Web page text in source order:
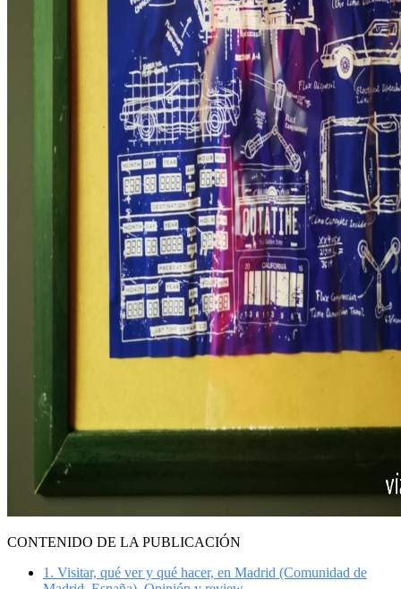
CONTENIDO DE LA PUBLICACIÓN
1. Visitar, qué ver y qué hacer, en Madrid (Comunidad de